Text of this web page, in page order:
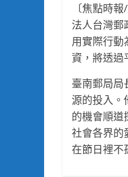
〔焦點時
法人台灣郵
用實際行
資，將透過
臺南郵局局
源的投入。
的機會順道
社會各界的
在節日裡不